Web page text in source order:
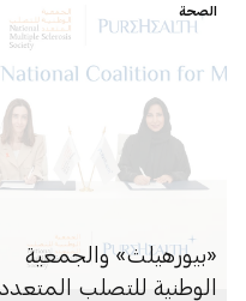
الصحة
«بيورهيلث» والجمعية
الوطنية للتصلب المتعدد